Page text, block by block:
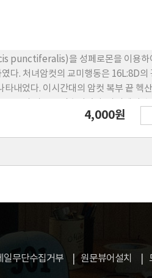
punctiferalis)을 성페로몬을 이용하
다. 처녀암컷의 교미행동은 16L:8D의
내었다. 이시간대의 암컷 복부 끝 헥
실험이 수행되었는데 E10-
4,000원
일무단수집거부 원문뷰어설치